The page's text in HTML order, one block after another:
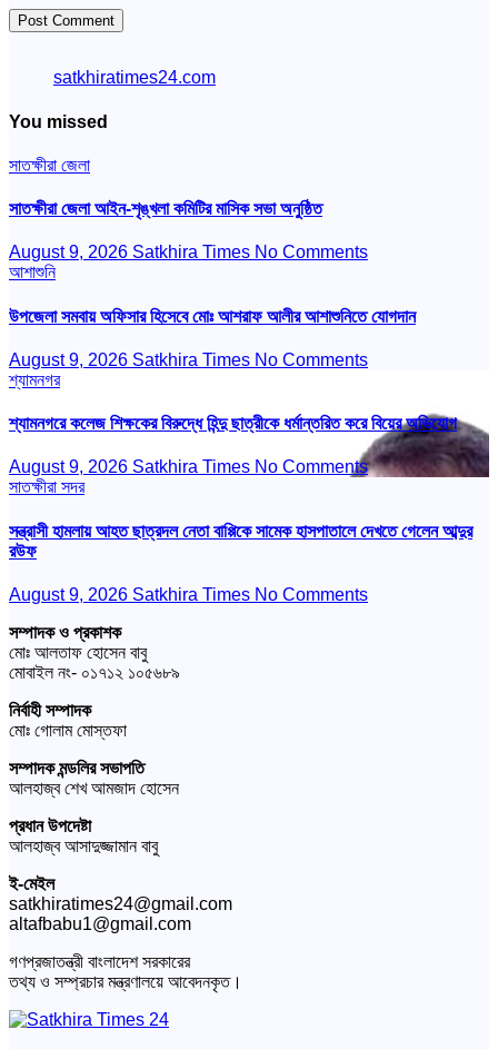
satkhiratimes24.com
You missed
সাতক্ষীরা জেলা
সাতক্ষীরা জেলা আইন-শৃঙ্খলা কমিটির মাসিক সভা অনুষ্ঠিত
August 9, 2026 Satkhira Times No Comments
আশাশুনি
উপজেলা সমবায় অফিসার হিসেবে মোঃ আশরাফ আলীর আশাশুনিতে যোগদান
August 9, 2026 Satkhira Times No Comments
শ্যামনগর
শ্যামনগরে কলেজ শিক্ষকের বিরুদ্ধে হিন্দু ছাত্রীকে ধর্মান্তরিত করে বিয়ের অভিযোগ
August 9, 2026 Satkhira Times No Comments
সাতক্ষীরা সদর
সন্ত্রাসী হামলায় আহত ছাত্রদল নেতা বাপ্পিকে সামেক হাসপাতালে দেখতে গেলেন আব্দুর
রউফ
August 9, 2026 Satkhira Times No Comments
সম্পাদক ও প্রকাশক
মোঃ আলতাফ হোসেন বাবু
মোবাইল নং- ০১৭১২ ১০৫৬৮৯
নির্বাহী সম্পাদক
মোঃ গোলাম মোস্তফা
সম্পাদক মন্ডলির সভাপতি
আলহাজ্ব শেখ আমজাদ হোসেন
প্রধান উপদেষ্টা
আলহাজ্ব আসাদুজ্জামান বাবু
ই-মেইল
satkhiratimes24@gmail.com
altafbabu1@gmail.com
গণপ্রজাতন্ত্রী বাংলাদেশ সরকারের
তথ্য ও সম্প্রচার মন্ত্রণালয়ে আবেদনকৃত।